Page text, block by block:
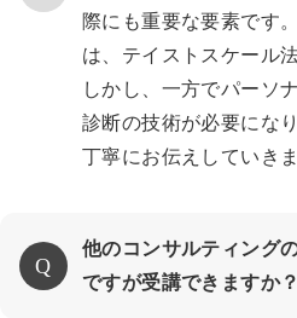
際にも重要な要素です
は、テイストスケール
しかし、一方でパーソ
診断の技術が必要にな
丁寧にお伝えしていきま
他のコンサルティング
ですが受講できますか？